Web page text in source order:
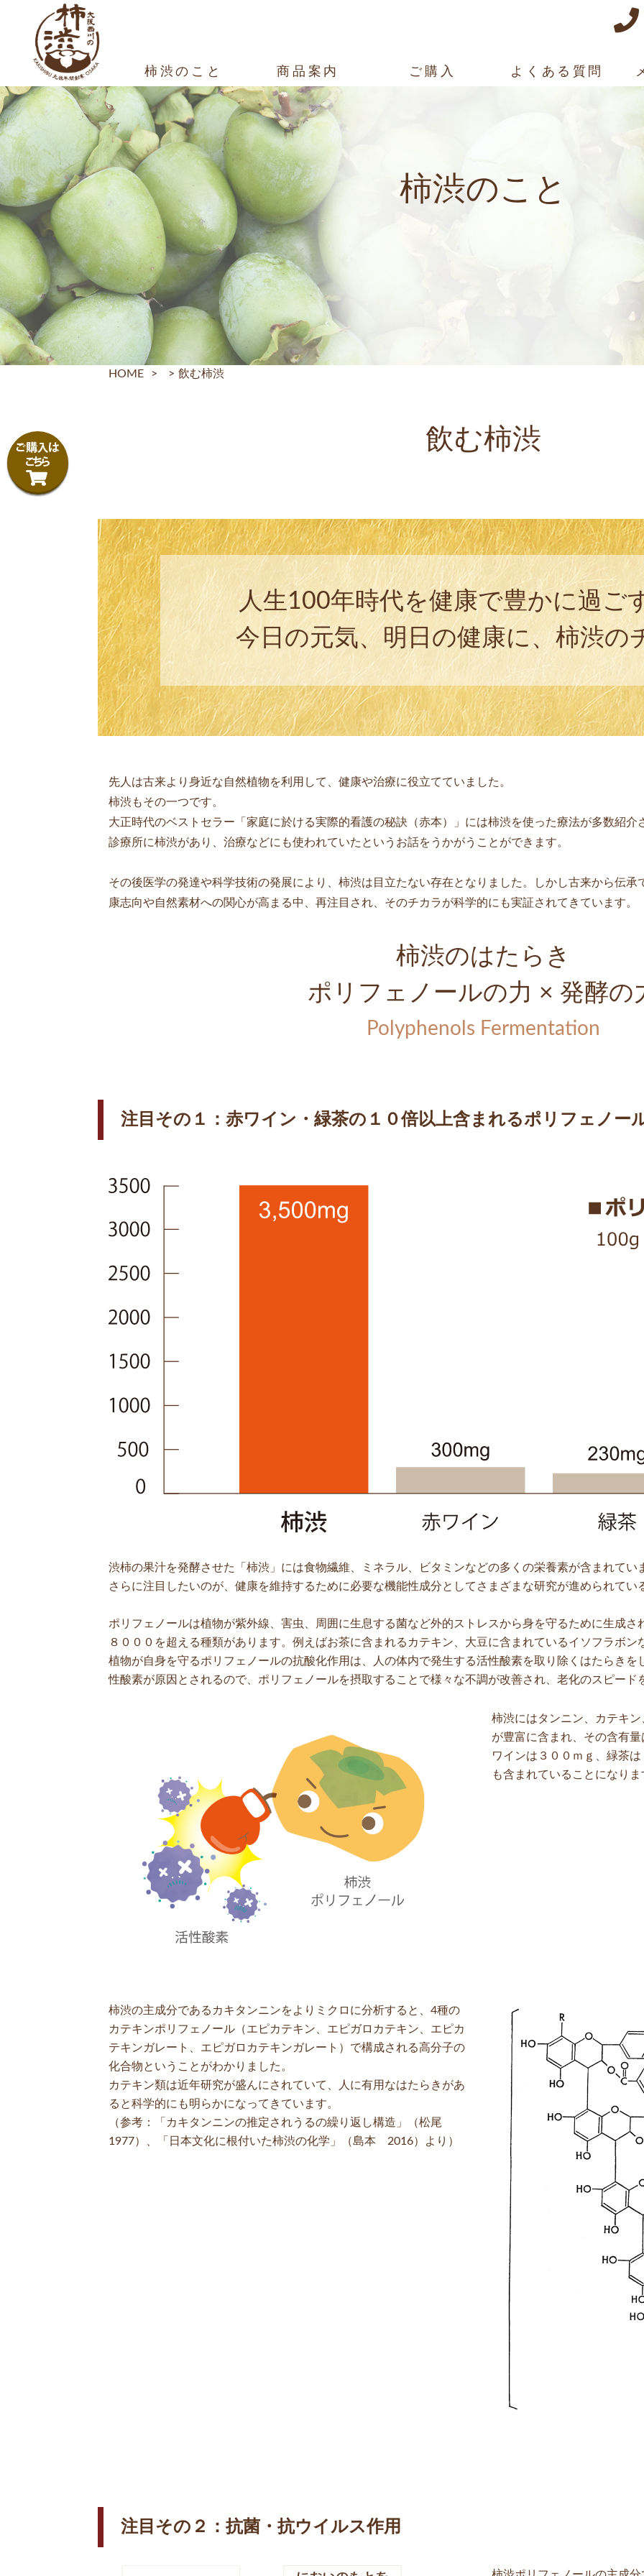
柿渋のこと 商品案内 ご購入 よくある質問
柿渋のこと
HOME > > 飲む柿渋
飲む柿渋
人生100年時代を健康で豊かに過ご
今日の元気、明日の健康に、柿渋の
先人は古来より身近な自然植物を利用して、健康や治療に役立てていました。
柿渋もその一つです。
大正時代のベストセラー「家庭に於ける実際的看護の秘訣（赤本）」には柿渋を使った療法が多数紹
診療所に柿渋があり、治療などにも使われていたというお話をうかがうことができます。
その後医学の発達や科学技術の発展により、柿渋は目立たない存在となりました。しかし古来から伝
康志向や自然素材への関心が高まる中、再注目され、そのチカラが科学的にも実証されてきています。
柿渋のはたらき
ポリフェノールの力 × 発酵の
Polyphenols Fermentation
注目その１：赤ワイン・緑茶の１０倍以上含まれるポリフェノー
渋柿の果汁を発酵させた「柿渋」には食物繊維、ミネラル、ビタミンなどの多くの栄養素が含まれてい
さらに注目したいのが、健康を維持するために必要な機能性成分としてさまざまな研究が進められてい
ポリフェノールは植物が紫外線、害虫、周囲に生息する菌など外的ストレスから身を守るために生成
８０００を超える種類があります。例えばお茶に含まれるカテキン、大豆に含まれているイソフラボン
植物が自身を守るポリフェノールの抗酸化作用は、人の体内で発生する活性酸素を取り除くはたらき
性酸素が原因とされるので、ポリフェノールを摂取することで様々な不調が改善され、老化のスピード
柿渋にはタンニン、カテキ
が豊富に含まれ、その含有
ワインは３００ｍｇ、緑茶
も含まれていることになりま
柿渋の主成分であるカキタンニンをよりミクロに分析すると、4種の
カテキンポリフェノール（エピカテキン、エピガロカテキン、エピカ
テキンガレート、エピガロカテキンガレート）で構成される高分子の
化合物ということがわかりました。
カテキン類は近年研究が盛んにされていて、人に有用なはたらきがあ
ると科学的にも明らかになってきています。
（参考：「カキタンニンの推定されうるの繰り返し構造」（松尾
1977）、「日本文化に根付いた柿渋の化学」（島本 2016）より）
注目その２：抗菌・抗ウイルス作用